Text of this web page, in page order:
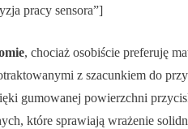
pracy sensora”]
, chociaż osobiście preferuję
z szacunkiem do
gumowanej powierzchni
które sprawiają wrażenie